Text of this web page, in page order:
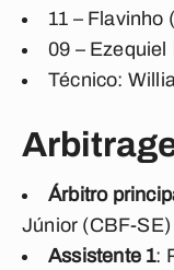
11 – Flavinho
09 – Ezequiel
Técnico:
Árbitro
Júnior (CBF-SE)
Assistente 1: